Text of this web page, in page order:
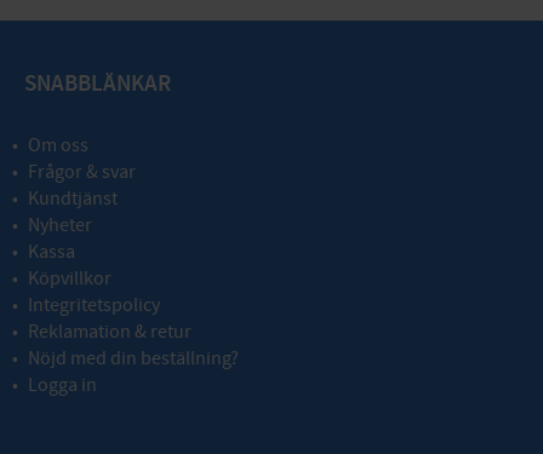
SNABBLÄNKAR
Om oss
Frågor & svar
Kundtjänst
Nyheter
Kassa
Köpvillkor
Integritetspolicy
Reklamation & retur
Nöjd med din beställning?
Logga in